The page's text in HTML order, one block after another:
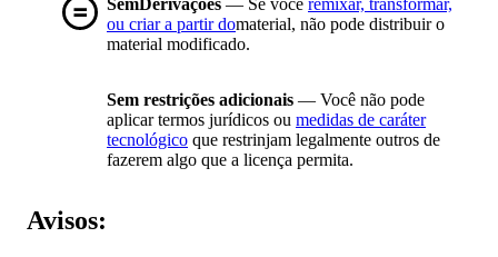
SemDerivações — Se você remixar, transformar,
ou criar a partir domaterial, não pode distribuir o
material modificado.
Sem restrições adicionais — Você não pode
aplicar termos jurídicos ou medidas de caráter
tecnológico que restrinjam legalmente outros de
fazerem algo que a licença permita.
Avisos: